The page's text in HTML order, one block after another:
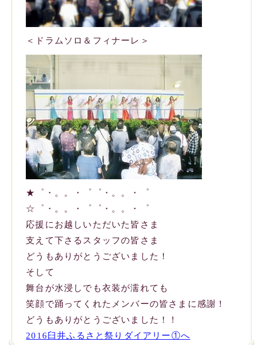
＜ドラムソロ＆フィナーレ＞
★゜・。。・゜゜・。。・゜
☆゜・。。・゜゜・。。・゜
応援にお越しいただいた皆さま
支えて下さるスタッフの皆さま
どうもありがとうございました！
そして
舞台が水浸しでも衣装が濡れても
笑顔で踊ってくれたメンバーの皆さまに感謝！
どうもありがとうございました！！
2016臼井ふるさと祭りダイアリー①へ